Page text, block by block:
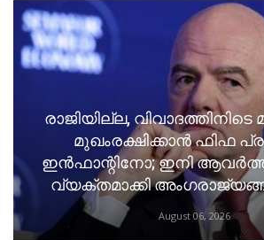
രാജിയില്ല,
മുഖംരക്ഷിക്കാൻ ഫിഫ
ഇൻഫാന്റിനോ; ഇനി
വ്യക്തമാക്കി
August 06, 2026